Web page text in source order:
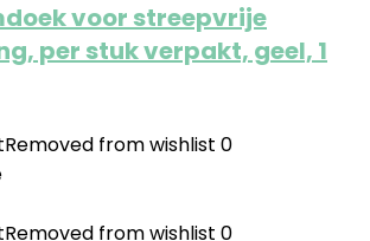
voor streepvrije
per stuk verpakt, geel, 1
Removed from wishlist 0
Removed from wishlist 0